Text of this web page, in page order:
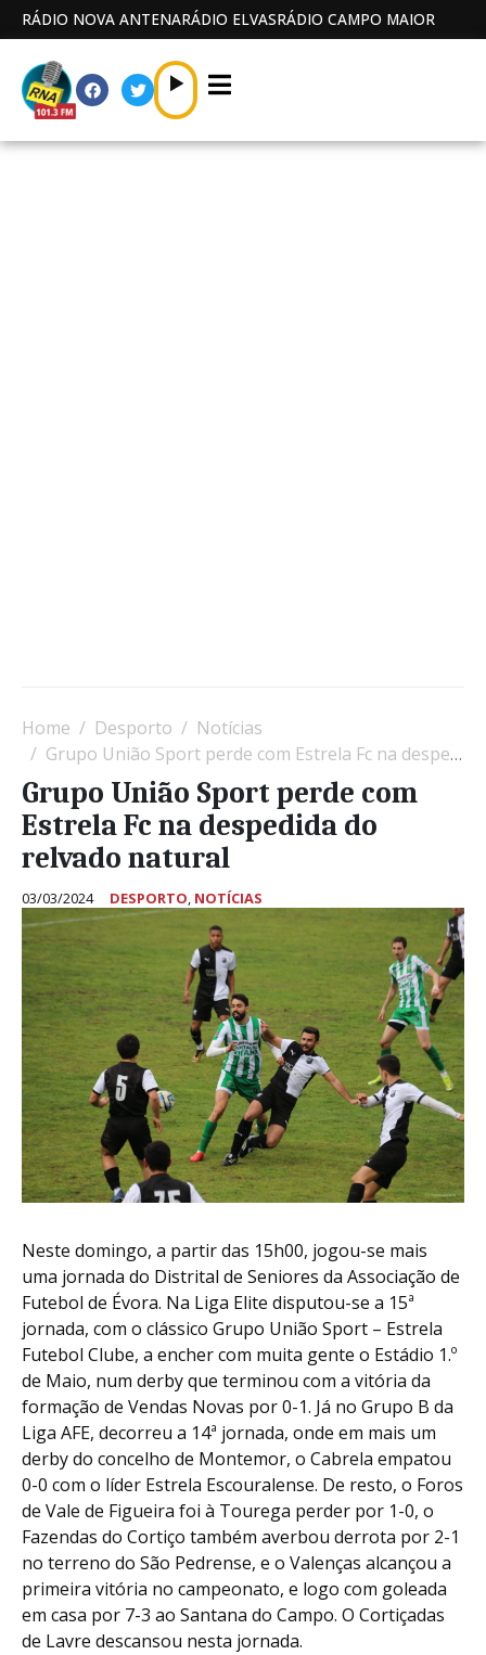
RÁDIO NOVA ANTENARÁDIO ELVASRÁDIO CAMPO MAIOR
Home Desporto
Notícias
Grupo União Sport perde com Estrela Fc na despedida do relvado natural
Grupo União Sport perde com
Estrela Fc na despedida do
relvado natural
03/03/2024 DESPORTO, NOTÍCIAS
Neste domingo, a partir das 15h00, jogou-se mais
uma jornada do Distrital de Seniores da Associação de
Futebol de Évora. Na Liga Elite disputou-se a 15ª
jornada, com o clássico Grupo União Sport – Estrela
Futebol Clube, a encher com muita gente o Estádio 1.º
de Maio, num derby que terminou com a vitória da
formação de Vendas Novas por 0-1. Já no Grupo B da
Liga AFE, decorreu a 14ª jornada, onde em mais um
derby do concelho de Montemor, o Cabrela empatou
0-0 com o líder Estrela Escouralense. De resto, o Foros
de Vale de Figueira foi à Tourega perder por 1-0, o
Fazendas do Cortiço também averbou derrota por 2-1
no terreno do São Pedrense, e o Valenças alcançou a
primeira vitória no campeonato, e logo com goleada
em casa por 7-3 ao Santana do Campo. O Cortiçadas
de Lavre descansou nesta jornada.